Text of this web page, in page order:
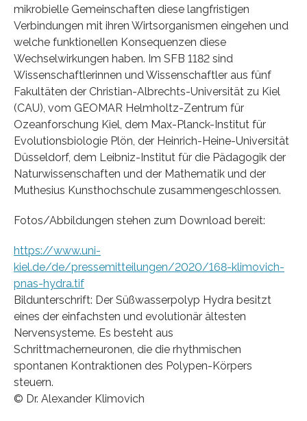
mikrobielle Gemeinschaften diese langfristigen
Verbindungen mit ihren Wirtsorganismen eingehen und
welche funktionellen Konsequenzen diese
Wechselwirkungen haben. Im SFB 1182 sind
Wissenschaftlerinnen und Wissenschaftler aus fünf
Fakultäten der Christian-Albrechts-Universität zu Kiel
(CAU), vom GEOMAR Helmholtz-Zentrum für
Ozeanforschung Kiel, dem Max-Planck-Institut für
Evolutionsbiologie Plön, der Heinrich-Heine-Universität
Düsseldorf, dem Leibniz-Institut für die Pädagogik der
Naturwissenschaften und der Mathematik und der
Muthesius Kunsthochschule zusammengeschlossen.
Fotos/Abbildungen stehen zum Download bereit:
https://www.uni-
kiel.de/de/pressemitteilungen/2020/168-klimovich-
pnas-hydra.tif
Bildunterschrift: Der Süßwasserpolyp Hydra besitzt
eines der einfachsten und evolutionär ältesten
Nervensysteme. Es besteht aus
Schrittmacherneuronen, die die rhythmischen
spontanen Kontraktionen des Polypen-Körpers
steuern.
© Dr. Alexander Klimovich